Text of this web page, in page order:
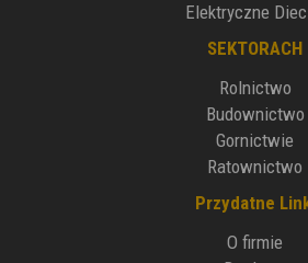
Elektryczne
SEKTORACH
Rolnictwo
Budownictwo
Gornictwie
Ratownictwo
Przydatne
O firmie